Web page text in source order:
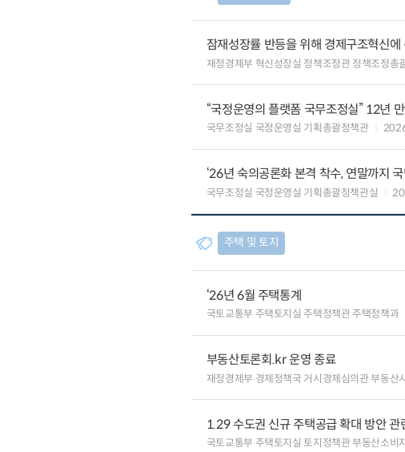
잠재성장률 반등을 위해 경제구조혁신
재정경제부 혁신성장실 정책조정관 정책조정총
“국정운영의 플랫폼 국무조정실” 12년
국무조정실 국정운영실 기획총괄정책관
‘26년 숙의공론화 본격 착수, 연말까지
국무조정실 국정운영실 기획총괄정책관실
주택 및 토지
‘26년 6월 주택통계
국토교통부 주택토지실 주택정책관 주택정책과
부동산토론회.kr 운영 종료
재정경제부 경제정책국 거시경제심의관 부동산
1.29 수도권 신규 주택공급 확대 방안
국토교통부 주택토지실 토지정책관 부동산소비